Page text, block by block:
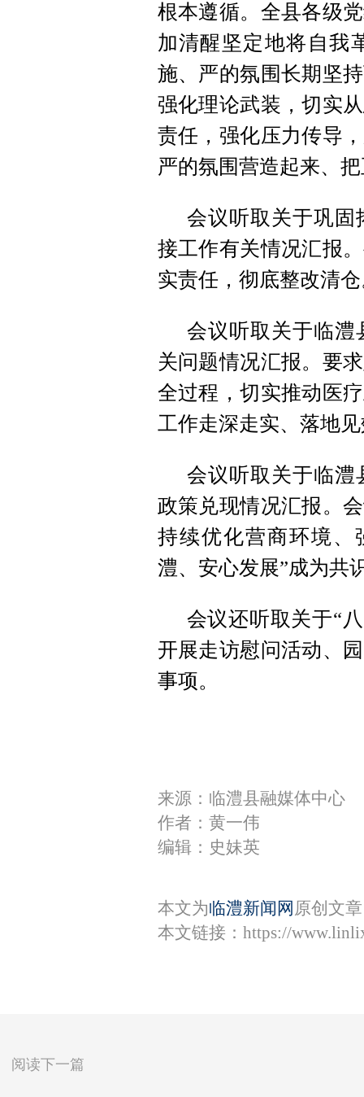
根本遵循。全县各级
加清醒坚定地将自我
施、严的氛围长期坚
强化理论武装，切实
责任，强化压力传导
严的氛围营造起来、
会议听取关于巩固
接工作有关情况汇报
实责任，彻底整改清
会议听取关于临澧
关问题情况汇报。要
全过程，切实推动医
工作走深走实、落地
会议听取关于临澧
政策兑现情况汇报。
持续优化营商环境、
澧、安心发展”成为共
会议还听取关于“
开展走访慰问活动、
事项。
来源：临澧县融媒体中心
作者：黄一伟
编辑：史妹英
本文为临澧新闻网 原创文
本文链接： https://
阅读下一篇